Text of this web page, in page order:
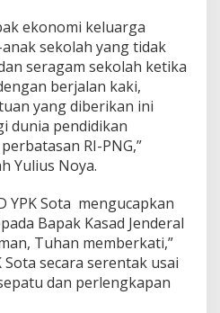
ekonomi keluarga
sekolah yang tidak
seragam sekolah ketika
berjalan kaki,
yang diberikan ini
dunia pendidikan
RI-PNG,”
Yulius Noya.
YPK Sota mengucapkan
Bapak Kasad Jenderal
Tuhan memberkati,”
Sota secara serentak usai
dan perlengkapan